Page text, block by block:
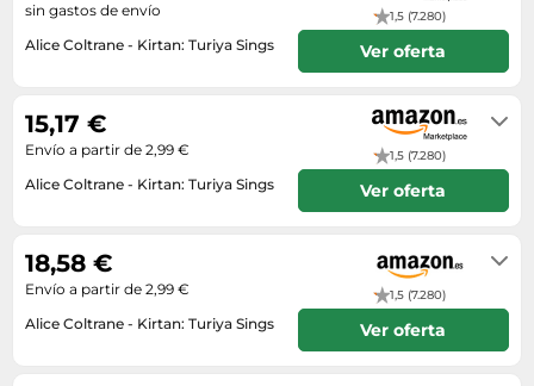
Alice Coltrane - Kirtan: Turiya Sings
1,5 (7.280)
sin gastos de envío
Ver oferta
Alice Coltrane - Kirtan: Turiya Sings
1,5 (7.280)
15,17 €
Envío a partir de 2,99 €
Ver oferta
Alice Coltrane - Kirtan: Turiya Sings
1,5 (7.280)
18,58 €
Envío a partir de 2,99 €
Ver oferta